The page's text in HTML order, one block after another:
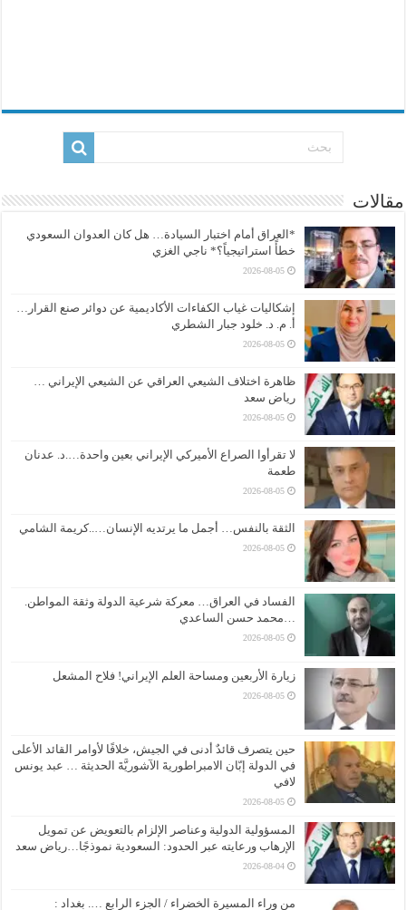
مقالات
*العراق أمام اختبار السيادة… هل كان العدوان السعودي
خطأً استراتيجياً؟* ناجي الغزي
2026-08-05
إشكاليات غياب الكفاءات الأكاديمية عن دوائر صنع القرار…
أ. م. د. خلود جبار الشطري
2026-08-05
ظاهرة اختلاف الشيعي العراقي عن الشيعي الإيراني …
رياض سعد
2026-08-05
لا تقرأوا الصراع الأميركي الإيراني بعين واحدة….د. عدنان
طعمة
2026-08-05
الثقة بالنفس… أجمل ما يرتديه الإنسان…..كريمة الشامي
2026-08-05
الفساد في العراق… معركة شرعية الدولة وثقة المواطن.
…محمد حسن الساعدي
2026-08-05
زيارة الأربعين ومساحة العلم الإيراني! فلاح المشعل
2026-08-05
حين يتصرف قائدٌ أدنى في الجيش، خلافًا لأوامر القائد الأعلى
في الدولة إبّان الامبراطوريةَ الآشوريَّةَ الحديثة … عبد يونس
لافي
2026-08-05
المسؤولية الدولية وعناصر الإلزام بالتعويض عن تمويل
الإرهاب ورعايته عبر الحدود: السعودية نموذجًا…رياض سعد
2026-08-04
من وراء المسيرة الخضراء / الجزء الرابع …. بغداد :